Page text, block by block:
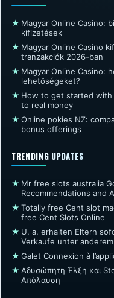
★ Magyar Online Casino:
kifizetések
★ Magyar Online Casino
tranzakciók 2026-ban
★ Magyar Online Casino:
lehetőségeket?
★ How to get started with
to real money
★ Online pokies NZ:
bonus offerings
TRENDING UPDATES
★ Mr free slots australia
Recommendations and
★ Totally free Cent slot
free Cent Slots Online
★ U. a. erhalten Eltern
Verkaufe unter
★ Galet Connexion à
★ Αδυσώπητη Έλξη και
Απόλαυση